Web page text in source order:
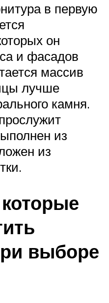
в первую
он
и фасадов
массив
лучше
камня.
из
из
выборе